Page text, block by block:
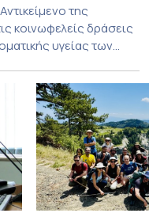
της
κοινωφελείς δράσεις
υγείας των
στο μάθημα της
Γηροκομείο-
Τμήμα/Μονάδα
στο Κέντρο